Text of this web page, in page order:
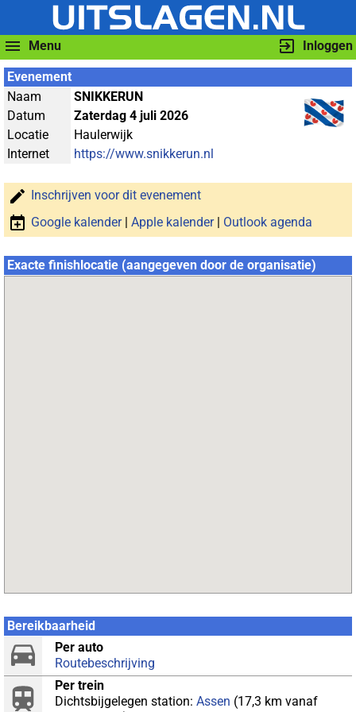
Menu Inloggen
Evenement
Naam
SNIKKERUN
Datum
Zaterdag 4 juli 2026
Locatie
Haulerwijk
Internet
https://www.snikkerun.nl
Inschrijven voor dit evenement
Google kalender| Apple kalender| Outlook agenda
Exacte finishlocatie (aangegeven door de organisatie)
Bereikbaarheid
Per auto
Routebeschrijving
Per trein
Dichtsbijgelegen station: Assen (17,3 km vanaf